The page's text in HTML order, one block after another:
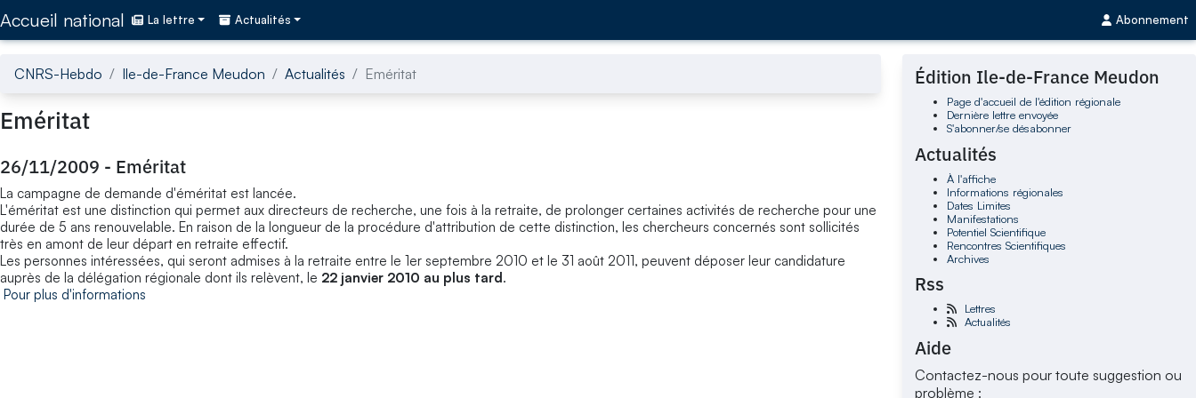
Accueil national La lettre Actualités Abonnement
CNRS-Hebdo Ile-de-France Meudon Actualités Eméritat
Eméritat
26/11/2009 - Eméritat
La campagne de demande d'éméritat est lancée.
L'éméritat est une distinction qui permet aux directeurs de recherche, une fois à la retraite, de prolonger certaines activités de recherche pour une
durée de 5 ans renouvelable. En raison de la longueur de la procédure d'attribution de cette distinction, les chercheurs concernés sont sollicités
très en amont de leur départ en retraite effectif.
Les personnes intéressées, qui seront admises à la retraite entre le 1er septembre 2010 et le 31 août 2011, peuvent déposer leur candidature
auprès de la délégation régionale dont ils relèvent, le 22 janvier 2010 au plus tard.
Pour plus d'informations
Édition Ile-de-France Meudon
Page d'accueil de l'édition régionale
Dernière lettre envoyée
S'abonner/se désabonner
Actualités
À l'affiche
Informations régionales
Dates Limites
Manifestations
Potentiel Scientifique
Rencontres Scientifiques
Archives
Rss
Lettres
Actualités
Aide
Contactez-nous pour toute suggestion ou
problème :